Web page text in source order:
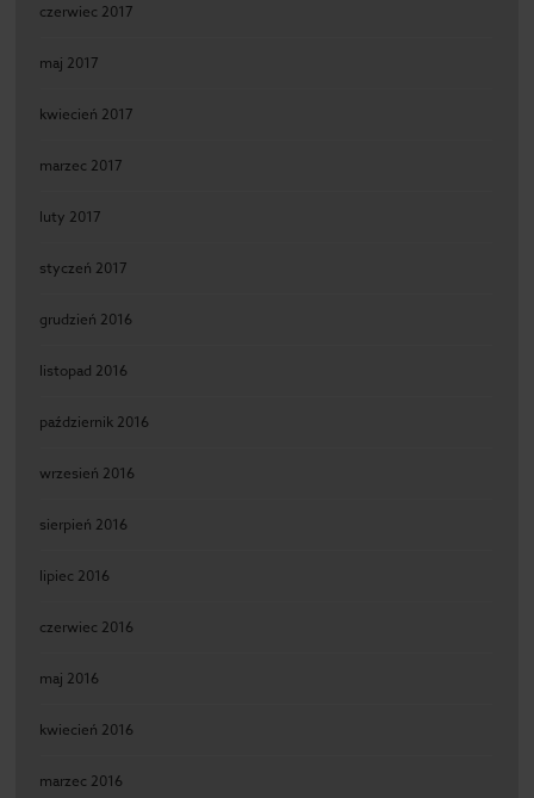
czerwiec 2017
maj 2017
kwiecień 2017
marzec 2017
luty 2017
styczeń 2017
grudzień 2016
listopad 2016
październik 2016
wrzesień 2016
sierpień 2016
lipiec 2016
czerwiec 2016
maj 2016
kwiecień 2016
marzec 2016